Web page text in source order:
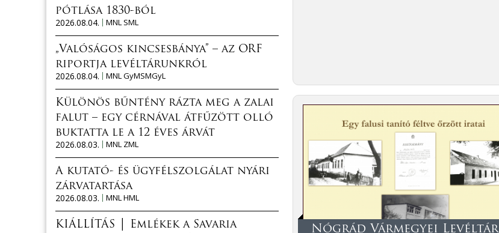
Nógrád Vármegyei Levéltár
pótlása 1830-ból
2026.08.04.
MNL SML
„Valóságos kincsesbánya” – az ORF
riportja levéltárunkról
2026.08.04.
MNL GyMSMGyL
Különös bűntény rázta meg a zalai
falut – egy cérnával átfűzött olló
buktatta le a 12 éves árvát
2026.08.03.
MNL ZML
A kutató- és ügyfélszolgálat nyári
zárvatartása
2026.08.03.
MNL HML
KIÁLLÍTÁS │ Emlékek a Savaria